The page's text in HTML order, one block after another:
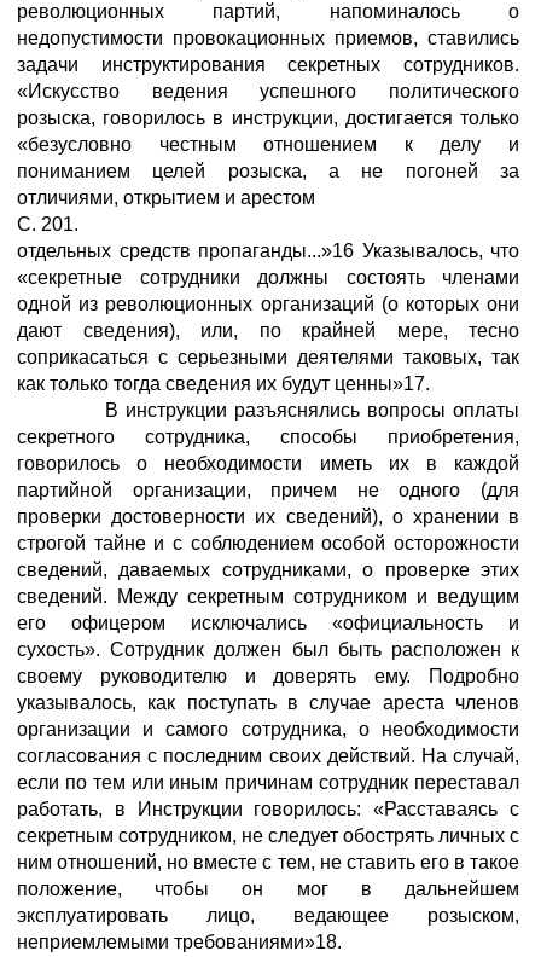
революционных партий, напоминалось о
недопустимости провокационных приемов, ставились
задачи инструктирования секретных сотрудников.
«Искусство ведения успешного политического
розыска, говорилось в инструкции, достигается только
«безусловно честным отношением к делу и
пониманием целей розыска, а не погоней за
отличиями, открытием и арестом
С. 201.
отдельных средств пропаганды...»16 Указывалось, что
«секретные сотрудники должны состоять членами
одной из революционных организаций (о которых они
дают сведения), или, по крайней мере, тесно
соприкасаться с серьезными деятелями таковых, так
как только тогда сведения их будут ценны»17.
В инструкции разъяснялись вопросы оплаты
секретного сотрудника, способы приобретения,
говорилось о необходимости иметь их в каждой
партийной организации, причем не одного (для
проверки достоверности их сведений), о хранении в
строгой тайне и с соблюдением особой осторожности
сведений, даваемых сотрудниками, о проверке этих
сведений. Между секретным сотрудником и ведущим
его офицером исключались «официальность и
сухость». Сотрудник должен был быть расположен к
своему руководителю и доверять ему. Подробно
указывалось, как поступать в случае ареста членов
организации и самого сотрудника, о необходимости
согласования с последним своих действий. На случай,
если по тем или иным причинам сотрудник переставал
работать, в Инструкции говорилось: «Расставаясь с
секретным сотрудником, не следует обострять личных с
ним отношений, но вместе с тем, не ставить его в такое
положение, чтобы он мог в дальнейшем
эксплуатировать лицо, ведающее розыском,
неприемлемыми требованиями»18.